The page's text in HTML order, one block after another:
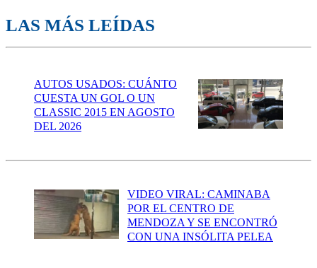
LAS MÁS LEÍDAS
AUTOS USADOS: CUÁNTO
CUESTA UN GOL O UN
CLASSIC 2015 EN AGOSTO
DEL 2026
VIDEO VIRAL: CAMINABA
POR EL CENTRO DE
MENDOZA Y SE ENCONTRÓ
CON UNA INSÓLITA PELEA